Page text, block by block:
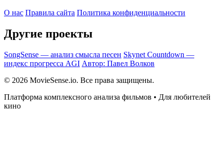
О нас Правила сайта Политика конфиденциальности
Другие проекты
SongSense — анализ смысла песен Skynet Countdown —
индекс прогресса AGI Автор: Павел Волков
© 2026 MovieSense.io. Все права защищены.
Платформа комплексного анализа фильмов • Для любителей
кино